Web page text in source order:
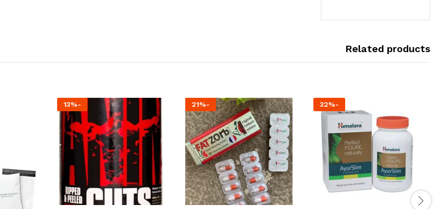
Related products
-
32%
-
21%
-
13%